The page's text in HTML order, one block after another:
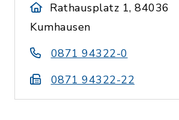
Rathausplatz 1, 84036
Kumhausen
0871 94322-0
0871 94322-22